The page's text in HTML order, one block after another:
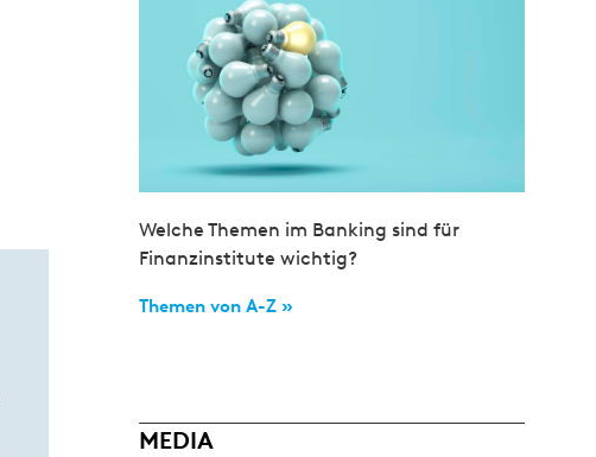
Welche Themen im Banking sind für
Finanzinstitute wichtig?
Themen von A-Z »
MEDIA